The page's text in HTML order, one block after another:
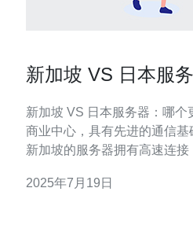
新加坡 VS 日本服
新加坡 VS 日本服务器：哪个更好？ 新加坡作
商业中心，具有先进的通信基
新加坡的服务器拥有高速连
加坡服务器可以更好地满足用
2025年7月19日